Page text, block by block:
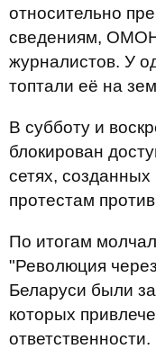
относительно
сведениям, ОМОН
журналистов. У
топтали её на
В субботу и
блокирован
сетях,
протестам
По итогам
"Революция
Беларуси были
которых